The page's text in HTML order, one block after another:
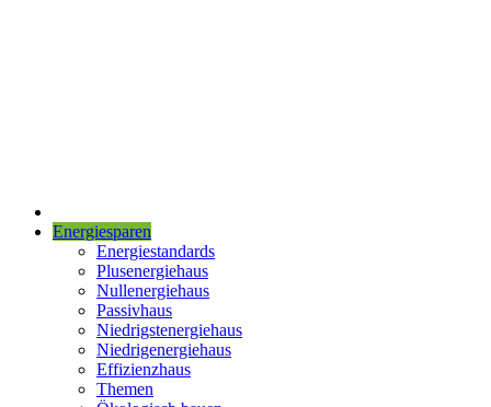
Energiesparen
Energiestandards
Plusenergiehaus
Nullenergiehaus
Passivhaus
Niedrigstenergiehaus
Niedrigenergiehaus
Effizienzhaus
Themen